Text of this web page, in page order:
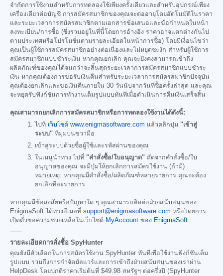
จำกัดการใช้งานสำหรับการทดลองใช้เพียงครั้งเดียวและสำหรับอุปกรณ์เพียง
เครื่องเดียวต่อบัญชี การสมัครสมาชิกของคุณจะต่ออายุโดยอัตโนมัติในราคา
และระยะเวลาการสมัครสมาชิกตามเอกสารข้อเสนอและข้อกำหนดในหน้า
ลงทะเบียน/การซื้อ (ซึ่งรวมอยู่ในที่นี้โดยการอ้างอิง ราคาอาจแตกต่างกันไป
ตามประเทศหรือโปรโมชั่นตามรายละเอียดในหน้าการซื้อ) โดยมีเงื่อนไขว่า
คุณเป็นผู้ใช้การสมัครสมาชิกอย่างต่อเนื่องและไม่หยุดชะงัก สำหรับผู้ใช้การ
สมัครสมาชิกแบบชำระเงิน หากคุณยกเลิก คุณจะยังคงสามารถเข้าถึง
ผลิตภัณฑ์ของคุณได้จนกว่าจะสิ้นสุดระยะเวลาการสมัครสมาชิกแบบชำระ
เงิน หากคุณต้องการขอรับเงินคืนสำหรับระยะเวลาการสมัครสมาชิกปัจจุบัน
คุณต้องยกเลิกและขอเงินคืนภายใน 30 วันนับจากวันที่ซื้อครั้งล่าสุด และคุณ
จะหยุดรับฟังก์ชันการทำงานเต็มรูปแบบทันทีเมื่อดำเนินการคืนเงินเสร็จสิ้น
คุณสามารถยกเลิกการสมัครสมาชิกหรือการทดลองใช้งานได้ดังนี้:
ไปที่ เว็บไซต์ www.enigmasoftware.com แล้วคลิกปุ่ม "เข้าสู่
ระบบ" ที่มุมบนขวามือ
เข้าสู่ระบบด้วยชื่อผู้ใช้และรหัสผ่านของคุณ
ในเมนูนำทาง ไปที่ "คำสั่งซื้อ/ใบอนุญาต" ถัดจากคำสั่งซื้อ/ใบ
อนุญาตของคุณ จะมีปุ่มให้ยกเลิกการสมัครใช้งาน (ถ้ามี)
หมายเหตุ: หากคุณมีคำสั่งซื้อ/ผลิตภัณฑ์หลายรายการ คุณจะต้อง
ยกเลิกทีละรายการ
หากคุณมีข้อสงสัยหรือปัญหาใด ๆ คุณสามารถติดต่อฝ่ายสนับสนุนของ
EnigmaSoft ได้ทางอีเมลที่ support@enigmasoftware.com หรือโดยการ
เปิดตั๋วขอความช่วยเหลือในเว็บไซต์ MyAccount ของ EnigmaSoft
------
รายละเอียดการสั่งซื้อ SpyHunter
คุณยังมีตัวเลือกในการสมัครใช้งาน SpyHunter ทันทีเพื่อใช้งานฟังก์ชันเต็ม
รูปแบบ รวมถึงการกำจัดมัลแวร์และการเข้าถึงฝ่ายสนับสนุนของเราผ่าน
HelpDesk โดยปกติราคาเริ่มต้นที่ $49.98 สหรัฐฯ ต่อครึ่งปี (SpyHunter